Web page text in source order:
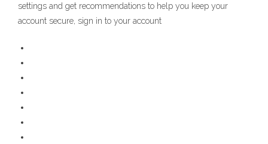
settings and get recommendations to help you keep your
account secure, sign in to your account